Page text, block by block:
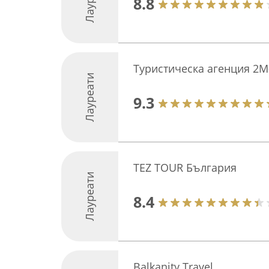
Лауреати
Туристическа агенция
9.3
Лауреати
TEZ TOUR България
8.4